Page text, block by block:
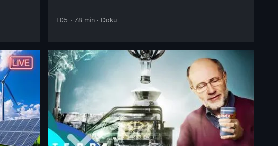
F05 · 78 min · Doku